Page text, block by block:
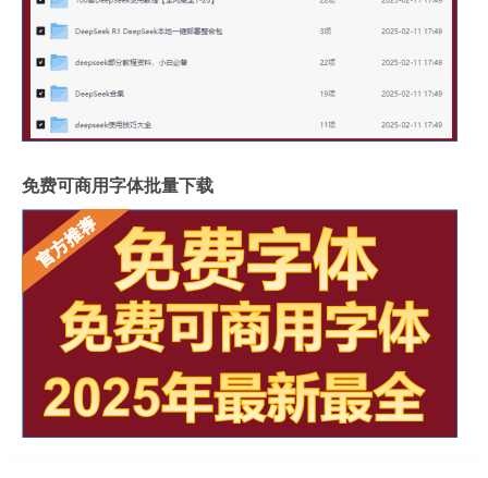
免费可商用字体批量下载